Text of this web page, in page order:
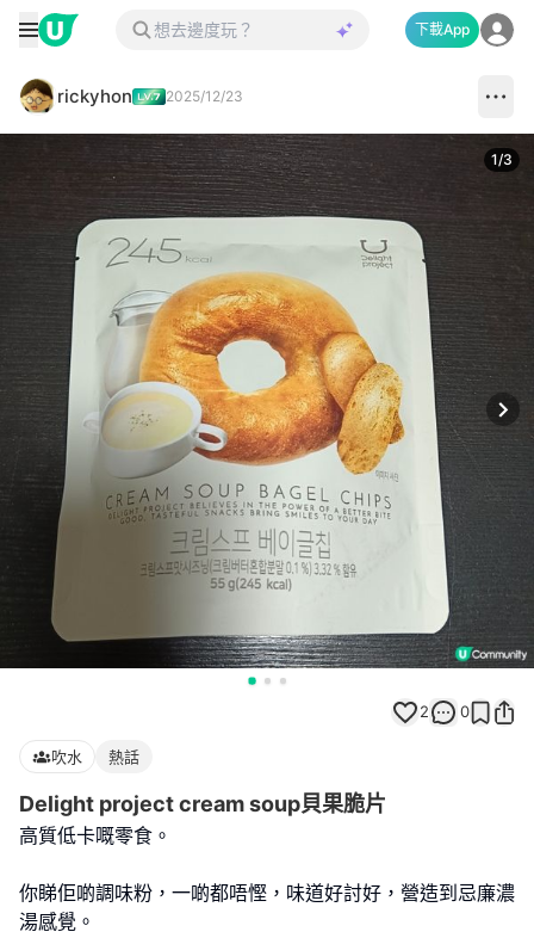
下載App
rickyhon 2025/12/23
1/3
2 0
吹水 熱話
Delight project cream soup貝果脆片
高質低卡嘅零食。
你睇佢啲調味粉，一啲都唔慳，味道好討好，營造到忌廉濃
湯感覺。